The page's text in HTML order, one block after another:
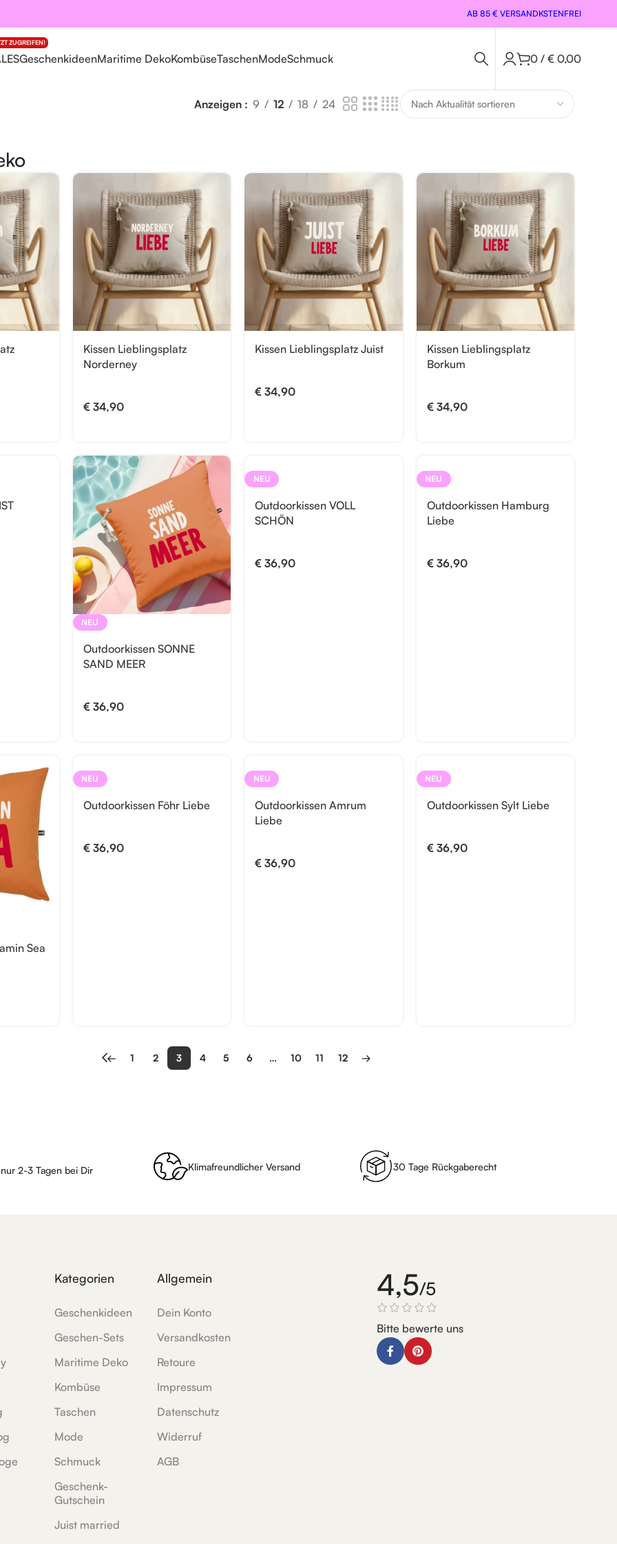
AB 85 € VERSANDKSTENFREI
ZUGREIFEN!
GeschenkideenMaritime DekoKombüseTaschenModeSchmuck 0 / € 0,00
Anzeigen 9 12 18 24
Kissen Lieblingsplatz
Norderney
€34,90
Kissen Lieblingsplatz Juist
€ 34,90
Kissen Lieblingsplatz
Borkum
€34,90
NEU
Outdoorkissen SONNE
SAND MEER
€36,90
NEU
Outdoorkissen VOLL
SCHÖN
€ 36,90
NEU
Outdoorkissen Hamburg
Liebe
€36,90
Sea
NEU
Outdoorkissen Föhr Liebe
€36,90
NEU
Outdoorkissen Amrum
Liebe
€ 36,90
NEU
Outdoorkissen Sylt Liebe
€36,90
← 1 2 3 4 5 6 … 10 11 12 →
2-3 Tagen bei Dir Klimafreundlicher Versand 30 Tage Rückgaberecht
Kategorien
Geschenkideen
Geschen-Sets
Maritime Deko
Kombüse
Taschen
Mode
Schmuck
Geschenk-
Gutschein
Juist married
Allgemein
Dein Konto
Versandkosten
Retoure
Impressum
Datenschutz
Widerruf
AGB
4,5/5
Bitte bewerte uns